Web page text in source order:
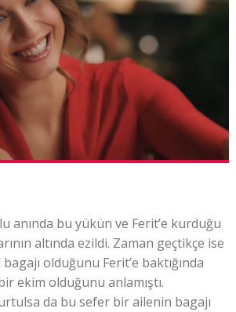
anında bu yükün ve Ferit’e kurduğu
altında ezildi. Zaman geçtikçe ise
olduğunu Ferit’e baktığında
ekim olduğunu anlamıştı.
da bu sefer bir ailenin bagajı